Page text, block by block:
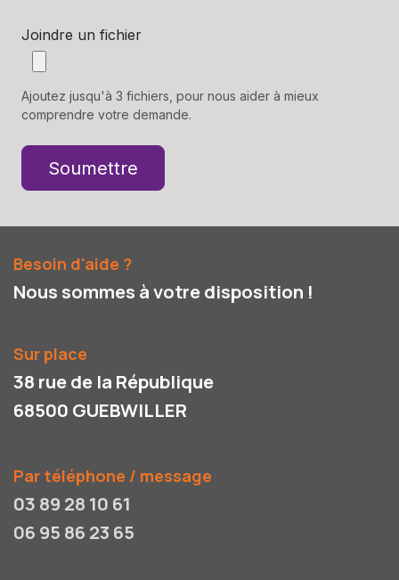
Joindre un fichier
Ajoutez jusqu'à 3 fichiers, pour nous aider à mieux
comprendre votre demande.
Soumettre
Besoin d'aide ?
Nous sommes à votre disposition !
Sur place
38 rue de la République
68500 GUEBWILLER
Par téléphone / message
03 89 28 10 61
06 95 86 23 65